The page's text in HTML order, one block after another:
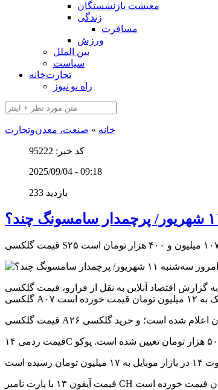
معیشت بازنشستگان
زندگی
مسافرت
ورزش
بین الملل
سیاست
تجارت‌خانه
راه نو نیوز
خانه » صنعت، معدن‌و‌تجارت
کد خبر: 95222
2025/09/04 - 09:18
233 بازدید
به گزارش اقتصاد آنلاین به نقل از فرارو، قیمت گلکسی A۰۶ با فضای ذخیره‌سازی ۶۴ گیگابایت ۸ میلیون و ۵۰۰ هزار تومان است که ارزان‌ترین گوشی سامسونگ در بازار کنونی است. جایگزین این گوشی یعنی